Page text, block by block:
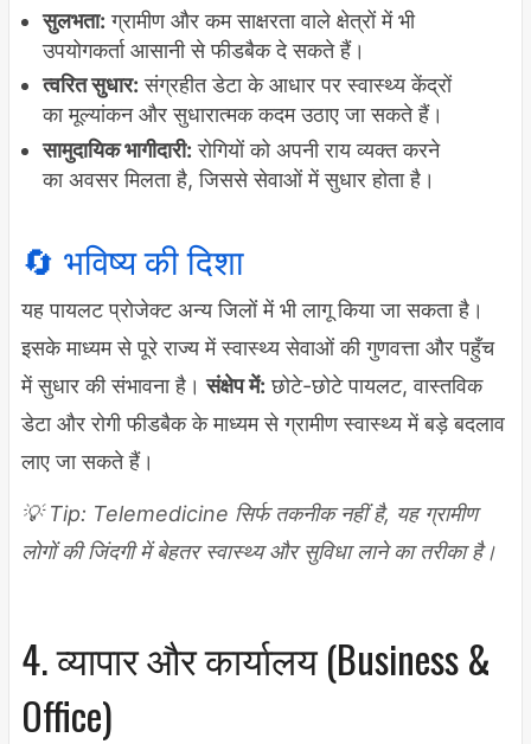
सुलभता: ग्रामीण और कम साक्षरता वाले क्षेत्रों में भी
उपयोगकर्ता आसानी से फीडबैक दे सकते हैं।
त्वरित सुधार: संग्रहीत डेटा के आधार पर स्वास्थ्य केंद्रों
का मूल्यांकन और सुधारात्मक कदम उठाए जा सकते हैं।
सामुदायिक भागीदारी: रोगियों को अपनी राय व्यक्त करने
का अवसर मिलता है, जिससे सेवाओं में सुधार होता है।
🔄 भविष्य की दिशा
यह पायलट प्रोजेक्ट अन्य जिलों में भी लागू किया जा सकता है।
इसके माध्यम से पूरे राज्य में स्वास्थ्य सेवाओं की गुणवत्ता और पहुँच
में सुधार की संभावना है।संक्षेप में: छोटे-छोटे पायलट, वास्तविक
डेटा और रोगी फीडबैक के माध्यम से ग्रामीण स्वास्थ्य में बड़े बदलाव
लाए जा सकते हैं।
💡 Tip: Telemedicine सिर्फ तकनीक नहीं है, यह ग्रामीण
लोगों की जिंदगी में बेहतर स्वास्थ्य और सुविधा लाने का तरीका है।
4. व्यापार और कार्यालय (Business &
Office)